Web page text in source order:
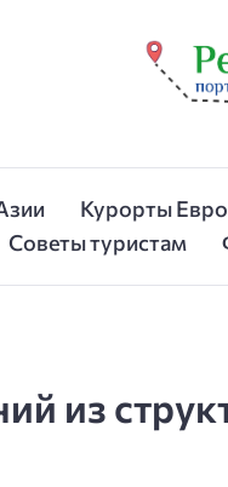
Курорты
Советы туристам
из